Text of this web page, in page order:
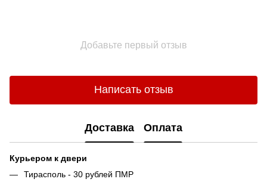
Добавьте первый отзыв
Написать отзыв
Доставка Оплата
Курьером к двери
Тирасполь - 30 рублей ПМР